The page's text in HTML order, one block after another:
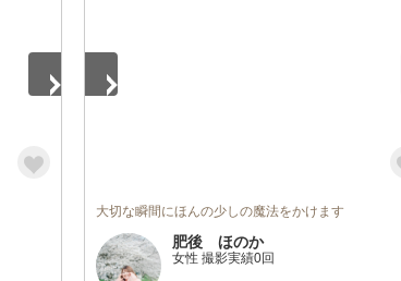
大切な瞬間にほんの少しの魔法をかけます
肥後 ほのか
女性 撮影実績0回